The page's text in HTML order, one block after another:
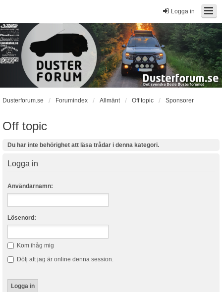
Logga in
Dusterforum.se Forumindex Allmänt Off topic Sponsorer
Off topic
Du har inte behörighet att läsa trådar i denna kategori.
Logga in
Användarnamn:
Lösenord:
Kom ihåg mig
Dölj att jag är online denna session.